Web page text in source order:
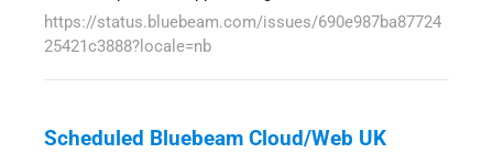
https://status.bluebeam.com/issues/690e987ba87724
25421c3888?locale=nb
Scheduled Bluebeam Cloud/Web UK